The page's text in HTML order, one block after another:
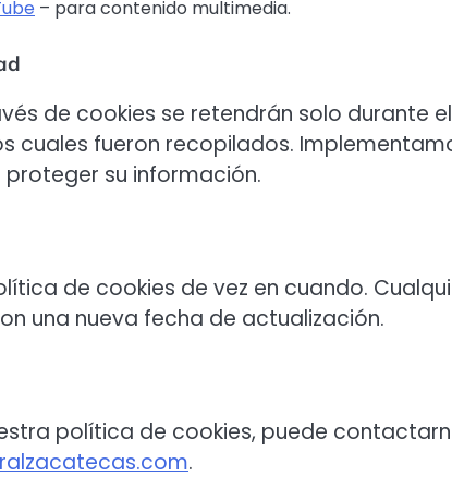
– para contenido multimedia.
de cookies se retendrán solo durante
cuales fueron recopilados.
su información.
de cookies de vez en cuando.
una nueva fecha de actualización.
política de cookies, puede
.